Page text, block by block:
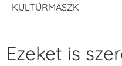
KULTÚRMASZK
Ezeket is